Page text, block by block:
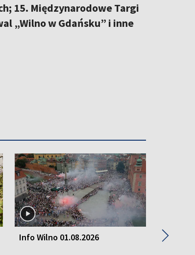
15. Międzynarodowe Targi
„Wilno w Gdańsku” i inne
Info Wilno 01.08.2026 Info
▶